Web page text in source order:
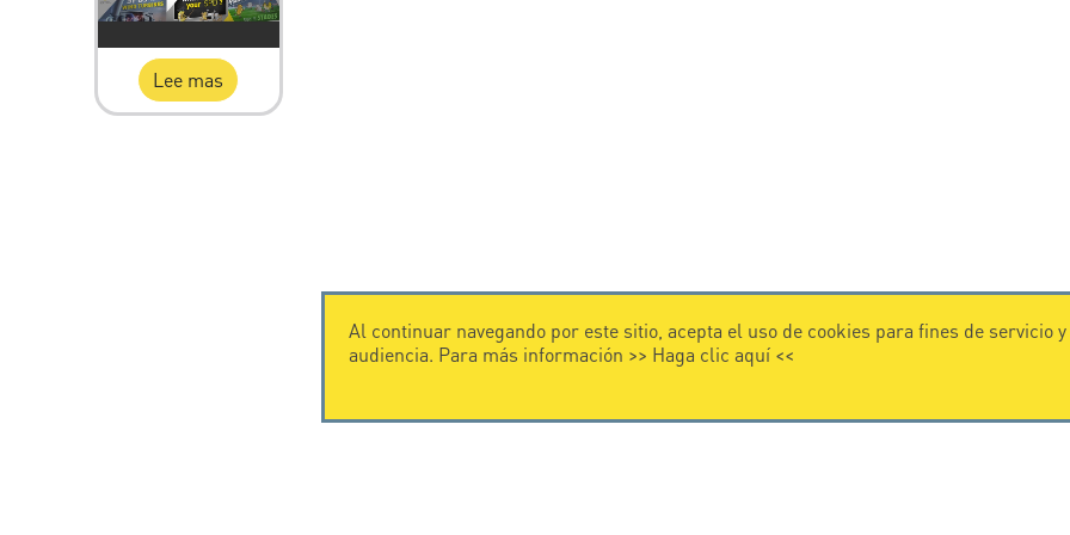
Lee mas
Al continuar navegando por este sitio, acepta el uso de cookies para fines de servicio
audiencia. Para más información >> Haga clic aquí<<